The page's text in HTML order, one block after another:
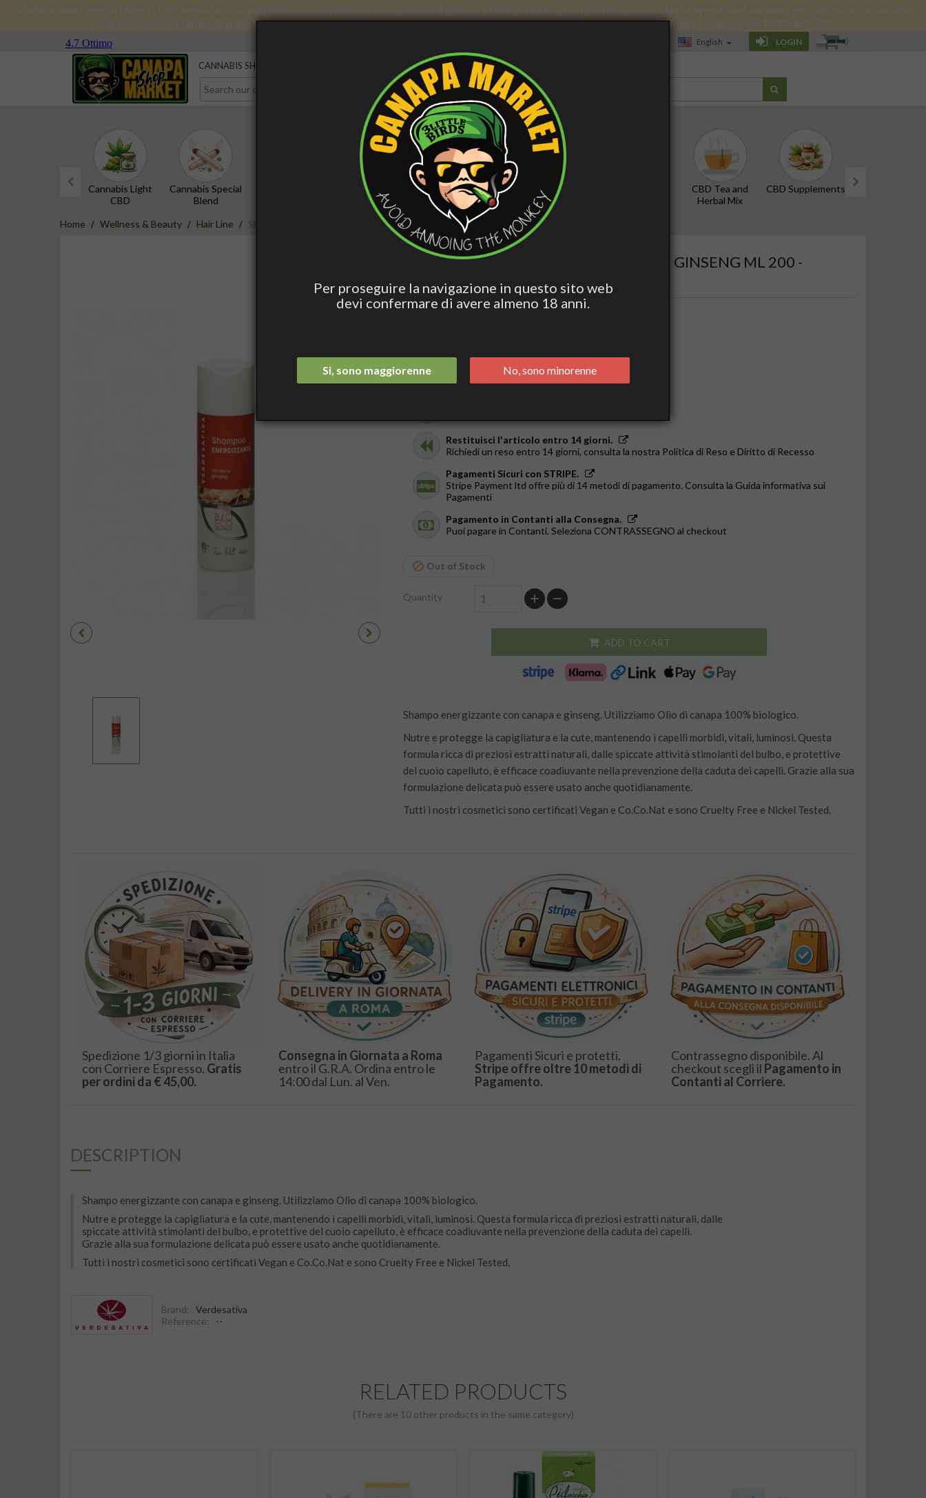
Si informano i gentili clienti che il servizio di spedizione con corriere sarà sospeso dal giorno 11/08 al 14/08, al di fuori di queste date le spedizioni saranno gestite ma a causa delle
ferie dei corrieri i tempi di transito subiranno forti rallentamenti. Il servizio di consegna a domicilio in giornata a Roma è sospeso dal 12/08 al 25/08.
Serve aiuto? English LOGIN 0
CANNABIS SHOP PERSONAL CARE SMOCKER ACCESS.
Cannabis Light
CBD
Cannabis Special
Blend
Hashish Special
Blend
Active Edibles Fall Asleep
CBD Tea and
Herbal Mix
CBD Supplements Edibles and
Home Wellness & Beauty Hair Line Shampoo Energizzante Canapa e Ginseng ml 200 - Verdesativa
SHAMPOO ENERGIZZANTE CANAPA E GINSENG ML 200 -
Spedizione Italia 2/3 Giorni.
Restituisci l'articolo entro 14 giorni.
Richiedi un reso entro 14 giorni, consulta la nostra Politica di Reso e Diritto di Recesso
Pagamenti Sicuri con STRIPE.
Stripe Payment ltd offre più di 14 metodi di pagamento. Consulta la Guida informativa sui
Pagamenti
Pagamento in Contanti alla Consegna.
Puoi pagare in Contanti. Seleziona CONTRASSEGNO al checkout
Out of Stock
Quantity
ADD TO CART
Shampo energizzante con canapa e ginseng. Utilizziamo Olio di canapa 100% biologico.
Nutre e protegge la capigliatura e la cute, mantenendo i capelli morbidi, vitali, luminosi. Questa
formula ricca di preziosi estratti naturali, dalle spiccate attività stimolanti del bulbo, e protettive
del cuoio capelluto, è efficace coadiuvante nella prevenzione della caduta dei capelli. Grazie alla sua
formulazione delicata può essere usato anche quotidianamente.
Tutti i nostri cosmetici sono certificati Vegan e Co.Co.Nat e sono Cruelty Free e Nickel Tested.
Spedizione 1/3 giorni in Italia
con Corriere Espresso. Gratis
per ordini da € 45,00.
Consegna in Giornata a Roma
entro il G.R.A. Ordina entro le
14:00 dal Lun. al Ven.
Pagamenti Sicuri e protetti.
Stripe offre oltre 10 metodi di
Pagamento.
Contrassegno disponibile. Al
checkout scegli il Pagamento in
Contanti al Corriere.
DESCRIPTION
Shampo energizzante con canapa e ginseng. Utilizziamo Olio di canapa 100% biologico.
Nutre e protegge la capigliatura e la cute, mantenendo i capelli morbidi, vitali, luminosi. Questa formula ricca di preziosi estratti naturali, dalle
spiccate attività stimolanti del bulbo, e protettive del cuoio capelluto, è efficace coadiuvante nella prevenzione della caduta dei capelli.
Grazie alla sua formulazione delicata può essere usato anche quotidianamente.
Tutti i nostri cosmetici sono certificati Vegan e Co.Co.Nat e sono Cruelty Free e Nickel Tested.
Brand:
Verdesativa
Reference:
--
RELATED PRODUCTS
(There are 10 other products in the same category)
Per proseguire la navigazione in questo sito web
devi confermare di avere almeno 18 anni.
Si, sono maggiorenne No, sono minorenne